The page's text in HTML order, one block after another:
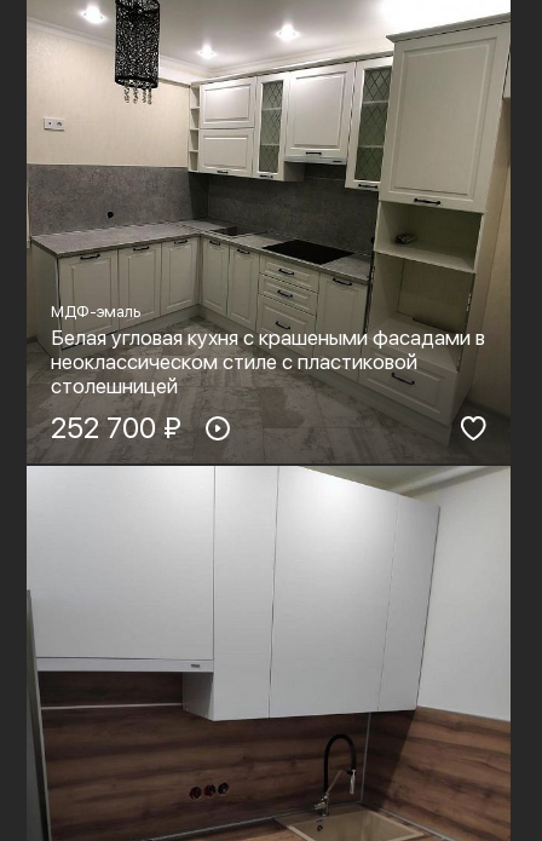
МДФ-эмаль
Белая угловая кухня с крашеными фасадами в
неоклассическом стиле с пластиковой
столешницей
252 700 ₽